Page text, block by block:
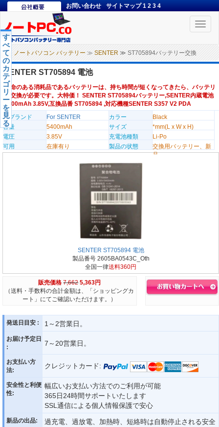
お問い合わせ サイトマップ 1 2 3 4
Toggle
ノートパソコン バッテリー ≫ SENTER ≫ ST705894バッテリー交換
す
べ
て
の
カ
テ
ゴ
リ
ー
を
見
る
SENTER ST705894 電池
寿命のある消耗品であるバッテリーは、持ち時間が短くなってきたら、バッテリ
ー交換が必要です。大特価！ SENTER ST705894バッテリー,SENTER内蔵電池
5400mAh 3.85V,互換品番 ST705894 ,対応機種SENTER S357 V2 PDA
のブランド
For SENTER カラー
Black
容量
5400mAh サイズ
*mm(L x W x H)
電圧
3.85V 充電池種類
Li-Po
可用
在庫有り 製品の状態
交換用バッテリー、新
品
SENTER ST705894 電池
製品番号 2605BA0543C_Oth
全国一律送料360円
販売価格 7,662 5,363円
（送料・手数料の合計金額は、「ショッピングカ
ート」にてご確認いただけます。）
発送日目安 : 1～2営業日。
お届け予定日
:
7～20営業日。
お支払い方
法:
クレジットカード:
安全性と利便
性:
幅広いお支払い方法でのご利用が可能
365日24時間サポートいたします
SSL通信による個人情報保護で安心
新品の出品:
過充電、過放電、加熱時、短絡時は自動停止される安全